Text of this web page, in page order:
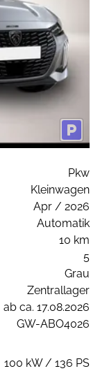
Pkw
Kleinwagen
Apr / 2026
Automatik
10 km
5
Grau
Zentrallager
ab ca. 17.08.2026
GW-ABO4026
100 kW / 136 PS